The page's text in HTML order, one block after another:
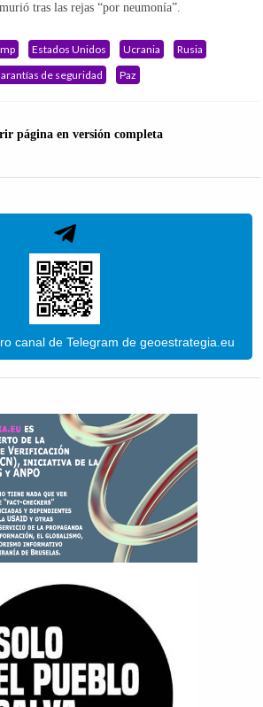
tras las rejas “por neumonía”.
Estados Unidos Ucrania
Rusia
de seguridad
Paz
página en versión completa
canal de Telegram de geoestrategia.eu